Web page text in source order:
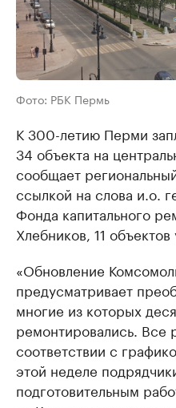
Фото: РБК Пермь
К 300-летию Перми
34 объекта на
сообщает
ссылкой на слова и.о.
Фонда капитального
Хлебников, 11
«Обновление
предусматривает
многие из которых
ремонтировались. Все
соответствии с
этой неделе
подготовительным